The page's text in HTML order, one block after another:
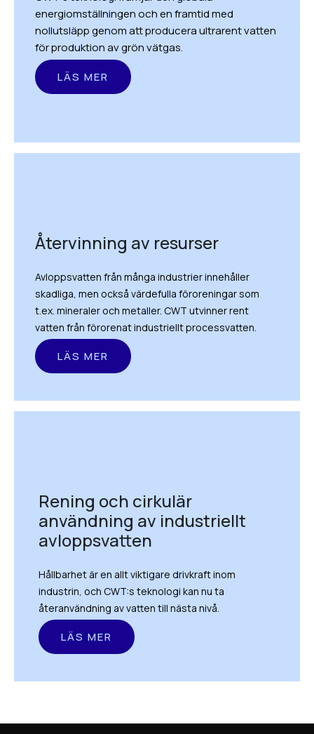
energiomställningen och en framtid med
nollutsläpp genom att producera ultrarent vatten
för produktion av grön vätgas.
LÄS MER
Återvinning av resurser
Avloppsvatten från många industrier innehåller
skadliga, men också värdefulla föroreningar som
t.ex. mineraler och metaller. CWT utvinner rent
vatten från förorenat industriellt processvatten.
LÄS MER
Rening och cirkulär
användning av industriellt
avloppsvatten
Hållbarhet är en allt viktigare drivkraft inom
industrin, och CWT:s teknologi kan nu ta
återanvändning av vatten till nästa nivå.
LÄS MER